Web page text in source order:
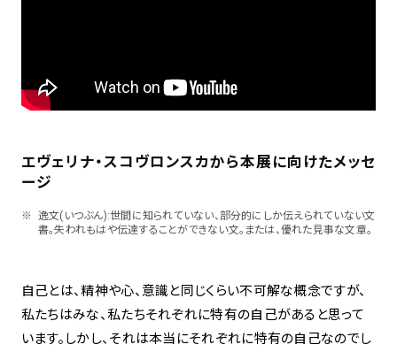
エヴェリナ・スコヴロンスカから本展に向けたメッセ
ージ
逸文(いつぶん):世間に知られていない、部分的にしか伝えられていない文
書。失われもはや伝達することができない文。または、優れた見事な文章。
自己とは、精神や心、意識と同じくらい不可解な概念ですが、
私たちはみな、私たちそれぞれに特有の自己があると思って
います。しかし、それは本当にそれぞれに特有の自己なのでし